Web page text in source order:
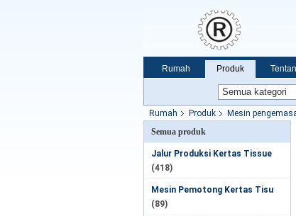
Rumah Produk
Rumah Produk Mesin
Semua produk
Jalur Produksi Kertas Tissue
(418)
Mesin Pemotong Kertas Tisu
(89)